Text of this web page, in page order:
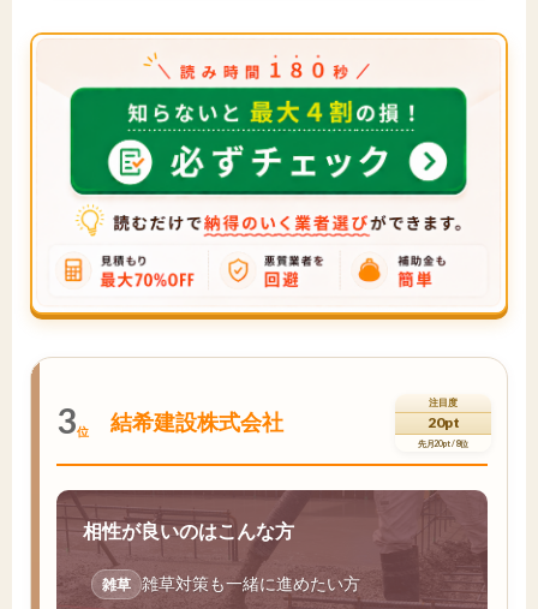
3位 結希建設株式会社
注目度
20pt
先月20pt / 8位
相性が良いのはこんな方
雑草 雑草対策も一緒に進めたい方